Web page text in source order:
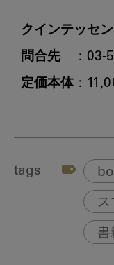
クインテッセ
問合先
定価本体
tags
ス
書